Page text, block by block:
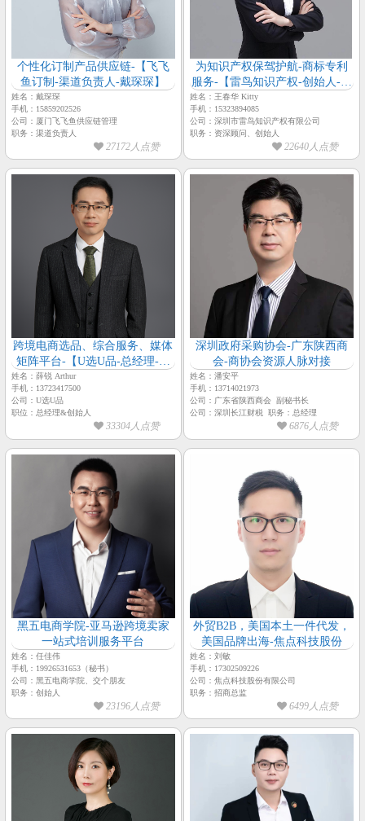
个性化订制产品供应链-【飞飞
鱼订制-渠道负责人-戴琛琛】
姓名：戴琛琛
手机：15859202526
公司：厦门飞飞鱼供应链管理
职务：渠道负责人
27172人点赞
为知识产权保驾护航-商标专利
服务-【雷鸟知识产权-创始人-王
春华】
姓名：王春华 Kitty
手机：15323894085
公司：深圳市雷鸟知识产权有限公司
职务：资深顾问、创始人
22640人点赞
跨境电商选品、综合服务、媒体
矩阵平台-【U选U品-总经理-薛
姓名：薛锐 Arthur
手机：13723417500
公司：U选U品
职位：总经理&创始人
33304人点赞
深圳政府采购协会-广东陕西商
会-商协会资源人脉对接
姓名：潘安平
手机：13714021973
公司：广东省陕西商会 副秘书长
公司：深圳长江财税 职务：总经理
6876人点赞
黑五电商学院-亚马逊跨境卖家
一站式培训服务平台
姓名：任佳伟
手机：19926531653（秘书）
公司：黑五电商学院、交个朋友
职务：创始人
23196人点赞
外贸B2B，美国本土一件代发，
美国品牌出海-焦点科技股份
姓名：刘敏
手机：17302509226
公司：焦点科技股份有限公司
职务：招商总监
6499人点赞